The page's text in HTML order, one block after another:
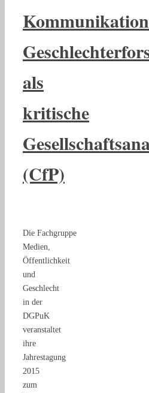
als
kritische
(CfP)
Die Fachgruppe
Medien,
Öffentlichkeit
und
Geschlecht
in der
DGPuK
veranstaltet
ihre
Jahrestagung
2015
zum